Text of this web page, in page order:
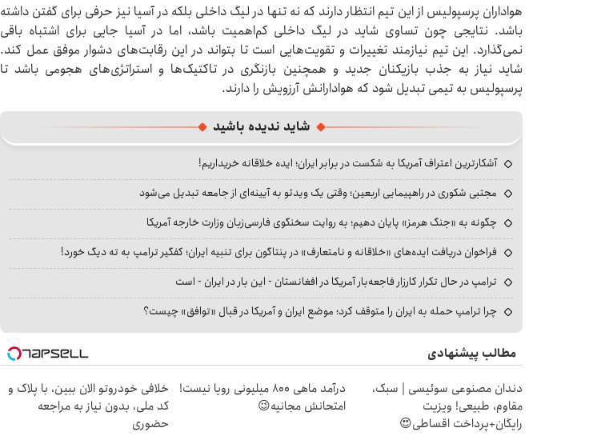
هواداران پرسپولیس از این تیم انتظار دارند که نه تنها در لیگ داخلی بلکه در آسیا نیز حرفی برای گفتن داشته
باشد. نتایجی چون تساوی شاید در لیگ داخلی کم‌اهمیت باشد، اما در آسیا جایی برای اشتباه باقی
نمی‌گذارد. این تیم نیازمند تغییرات و تقویت‌هایی است تا بتواند در این رقابت‌های دشوار موفق عمل کند.
شاید نیاز به جذب بازیکنان جدید و همچنین بازنگری در تاکتیک‌ها و استراتژی‌های هجومی باشد تا
پرسپولیس به تیمی تبدیل شود که هوادارانش آرزویش را دارند.
شاید ندیده باشید
آشکارترین اعتراف آمریکا به شکست در برابر ایران؛ ایده خلاقانه خریداریم!
مجتبی شکوری در راهپیمایی اربعین؛ وقتی یک ویدئو به آیینه‌ای از جامعه تبدیل می‌شود
چگونه به «جنگ هرمز» پایان دهیم؛ به روایت سخنگوی فارسی‌زبان وزارت خارجه آمریکا
فراخوان دریافت ایده‌های «خلاقانه و نامتعارف» در پنتاگون برای تنبیه ایران؛ کفگیر ترامپ به ته دیگ خورد!
ترامپ در حال تکرار کارزار فاجعه‌بار آمریکا در افغانستان - این بار در ایران - است
چرا ترامپ حمله به ایران را متوقف کرد؛ موضع ایران و آمریکا در قبال «توافق» چیست؟
مطالب پیشنهادی
دندان مصنوعی سوئیسی | سبک،
مقاوم، طبیعی! ویزیت
رایگان+پرداخت اقساطی😍
درآمد ماهی 800 میلیونی رویا نیست!
امتحانش مجانیه😉
خلافی خودروتو الان ببین، با پلاک و
کد ملی، بدون نیاز به مراجعه
حضوری